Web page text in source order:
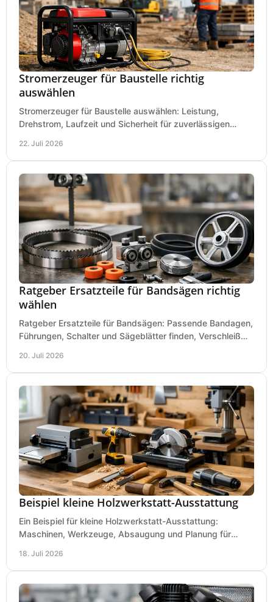
Stromerzeuger für Baustelle richtig
auswählen
Stromerzeuger für Baustelle auswählen: Leistung,
Drehstrom, Laufzeit und Sicherheit für zuverlässigen
22. Juli 2026
Ratgeber Ersatzteile für Bandsägen richtig
wählen
Ratgeber Ersatzteile für Bandsägen: Passende Bandagen,
Führungen, Schalter und Sägeblätter finden, Verschleiß
20. Juli 2026
Beispiel kleine Holzwerkstatt-Ausstattung
Ein Beispiel für kleine Holzwerkstatt-Ausstattung:
Maschinen, Werkzeuge, Absaugung und Planung für
18. Juli 2026